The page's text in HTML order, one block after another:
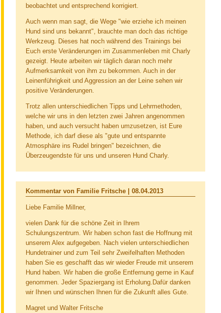
beobachtet und entsprechend korrigiert.
Auch wenn man sagt, die Wege "wie erziehe ich meinen
Hund sind uns bekannt", brauchte man doch das richtige
Werkzeug. Dieses hat noch während des Trainings bei
Euch erste Veränderungen im Zusammenleben mit Charly
gezeigt. Heute arbeiten wir täglich daran noch mehr
Aufmerksamkeit von ihm zu bekommen. Auch in der
Leinenführigkeit und Aggression an der Leine sehen wir
positive Veränderungen.
Trotz allen unterschiedlichen Tipps und Lehrmethoden,
welche wir uns in den letzten zwei Jahren angenommen
haben, und auch versucht haben umzusetzen, ist Eure
Methode, ich darf diese als "gute und entspannte
Atmosphäre ins Rudel bringen" bezeichnen, die
Überzeugendste für uns und unseren Hund Charly.
Kommentar von Familie Fritsche | 08.04.2013
Liebe Familie Millner,
vielen Dank für die schöne Zeit in Ihrem
Schulungszentrum. Wir haben schon fast die Hoffnung mit
unserem Alex aufgegeben. Nach vielen unterschiedlichen
Hundetrainer und zum Teil sehr Zweifelhaften Methoden
haben Sie es geschafft das wir wieder Freude mit unserem
Hund haben. Wir haben die große Entfernung gerne in Kauf
genommen. Jeder Spaziergang ist Erholung.Dafür danken
wir Ihnen und wünschen Ihnen für die Zukunft alles Gute.
Magret und Walter Fritsche